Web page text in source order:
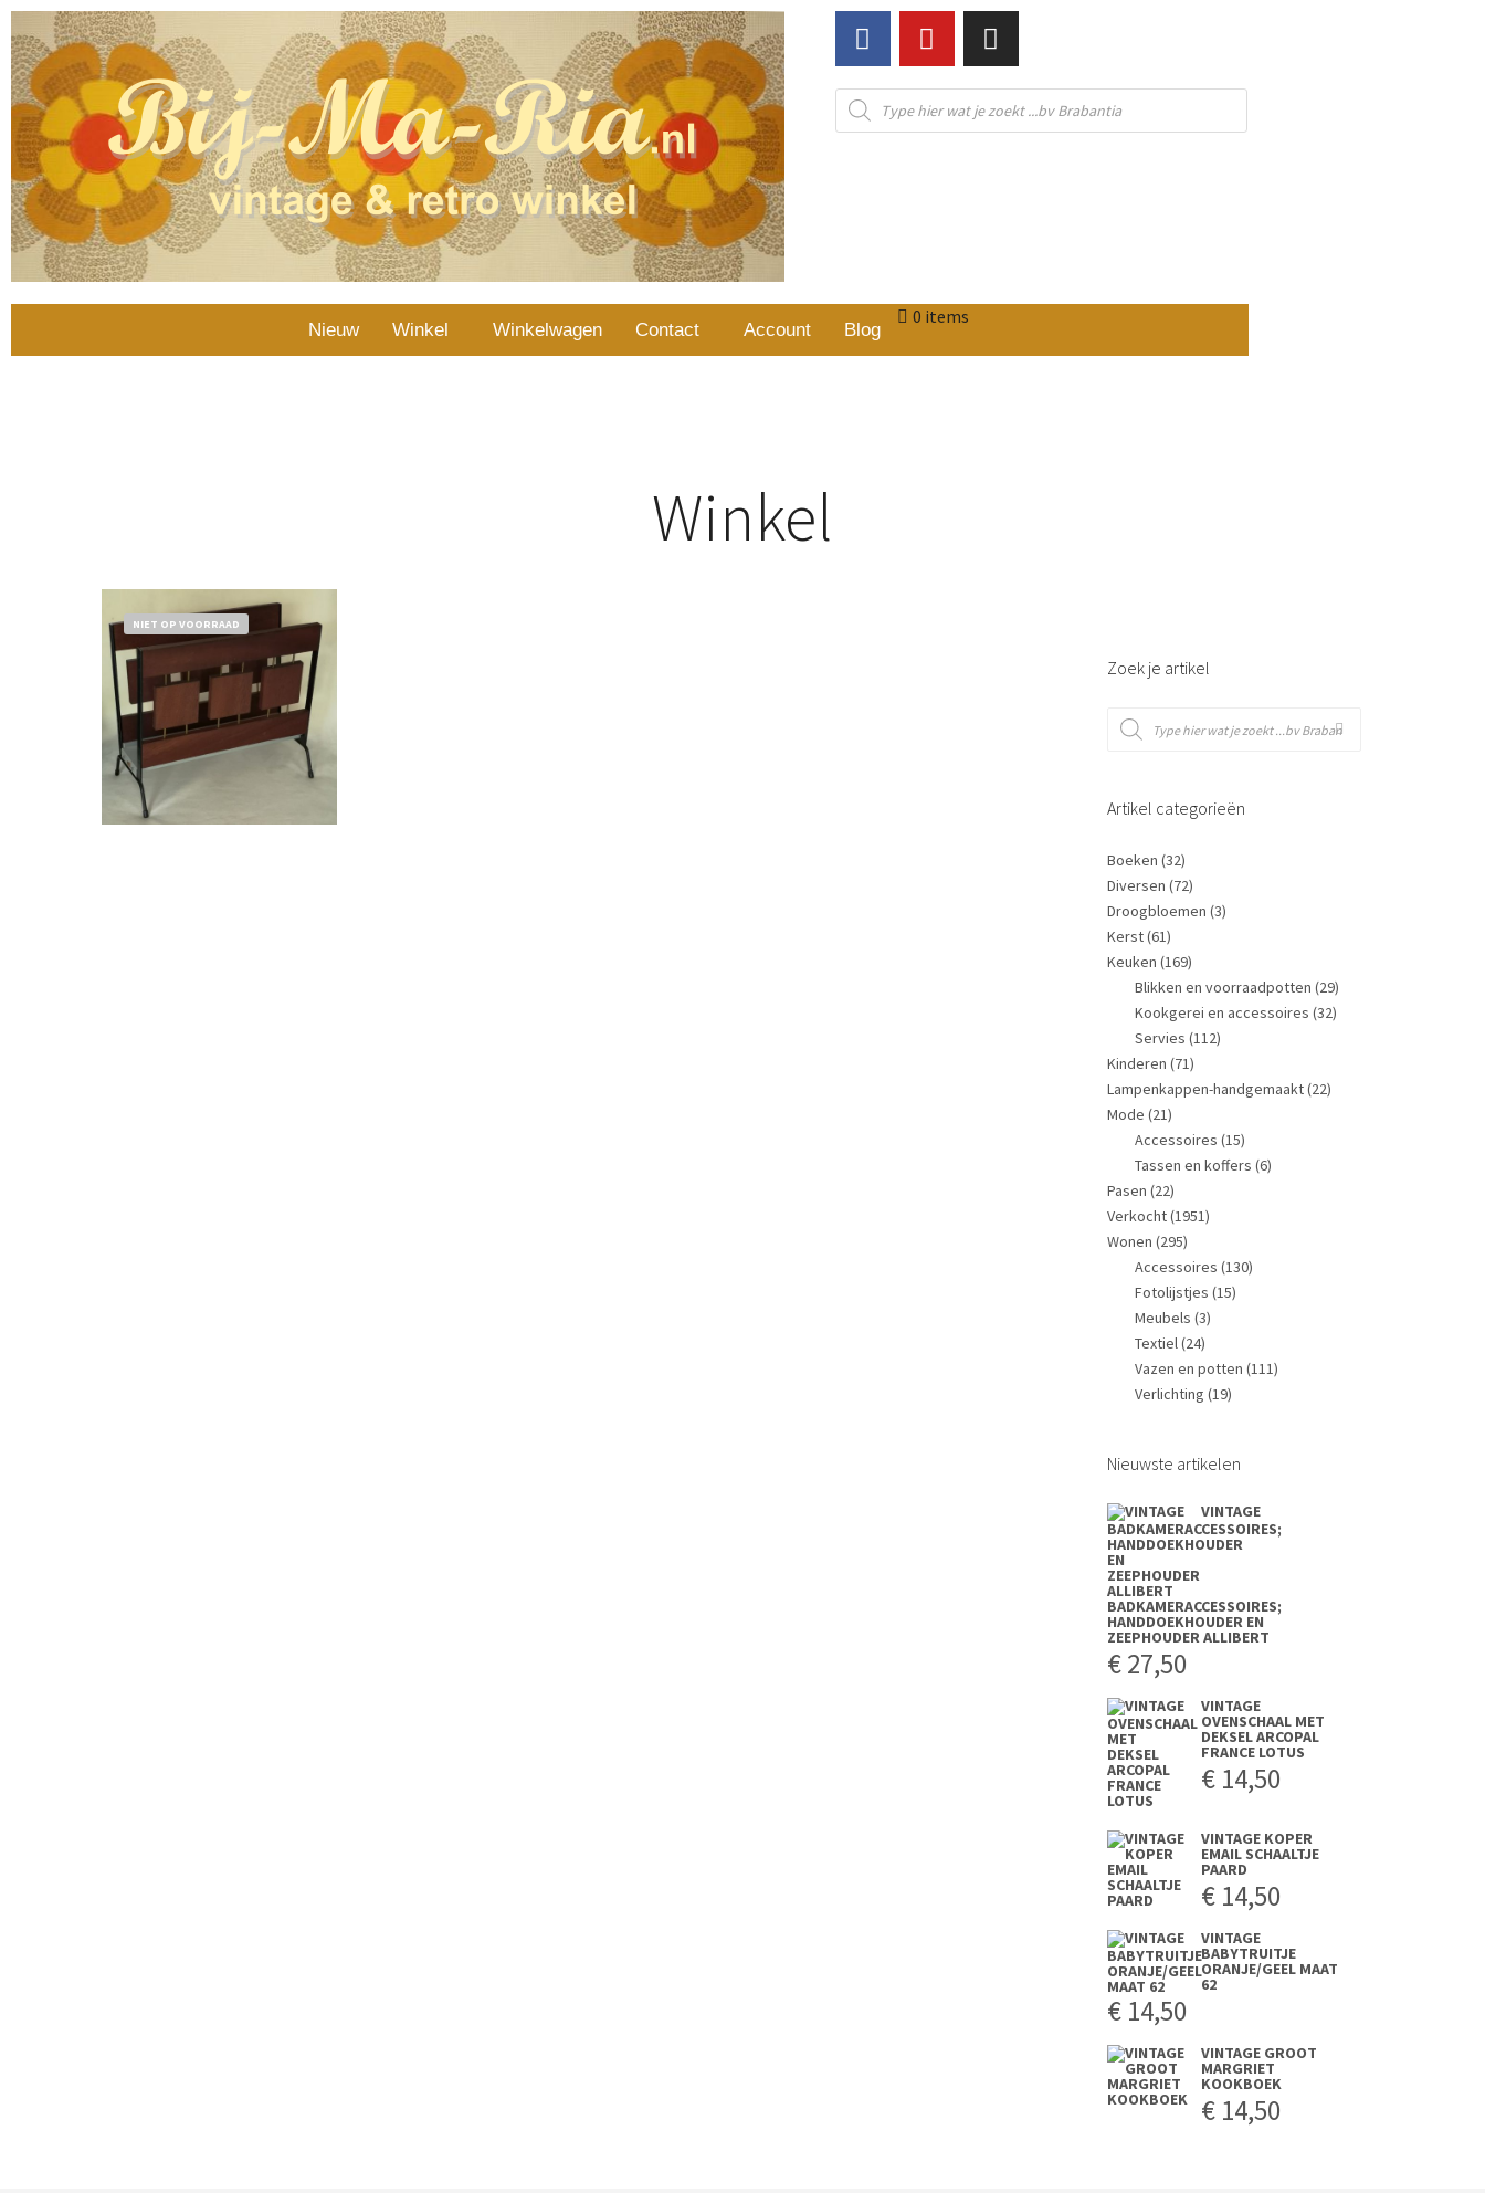
Nieuw Winkel Winkelwagen Contact Account Blog
0 items
Winkel
NIET OP VOORRAAD
Zoek je artikel
Artikel categorieën
Boeken (32)
Diversen (72)
Droogbloemen (3)
Kerst(61)
Keuken (169)
Blikken en voorraadpotten (29)
Kookgerei en accessoires (32)
Servies (112)
Kinderen (71)
Lampenkappen-handgemaakt(22)
Mode (21)
Accessoires (15)
Tassen en koffers (6)
Pasen (22)
Verkocht(1951)
Wonen (295)
Accessoires (130)
Fotolijstjes (15)
Meubels (3)
Textiel(24)
Vazen en potten (111)
Verlichting (19)
Nieuwste artikelen
VINTAGE
BADKAMERACCESSOIRES;
HANDDOEKHOUDER EN
ZEEPHOUDER ALLIBERT
€27,50
VINTAGE
OVENSCHAAL MET
DEKSEL ARCOPAL
FRANCE LOTUS
€ 14,50
VINTAGE KOPER
EMAIL SCHAALTJE
PAARD
€ 14,50
VINTAGE
BABYTRUITJE
ORANJE/GEEL MAAT
62
€ 14,50
VINTAGE GROOT
MARGRIET
KOOKBOEK
€ 14,50